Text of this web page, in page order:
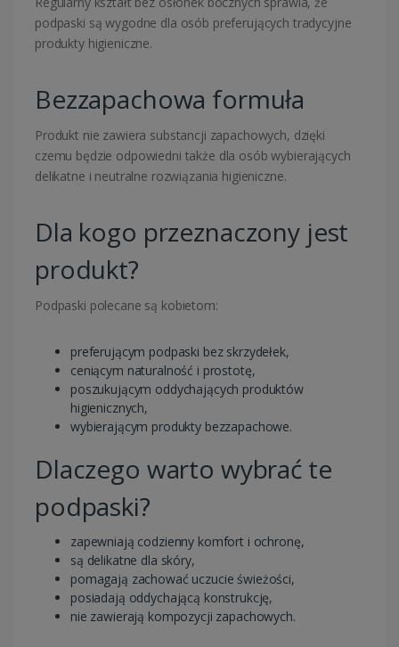
podpaski są wygodne dla osób preferujących tradycyjne
produkty higieniczne.
Bezzapachowa formuła
Produkt nie zawiera substancji zapachowych, dzięki
czemu będzie odpowiedni także dla osób wybierających
delikatne i neutralne rozwiązania higieniczne.
Dla kogo przeznaczony jest
produkt?
Podpaski polecane są kobietom:
preferującym podpaski bez skrzydełek,
ceniącym naturalność i prostotę,
poszukującym oddychających produktów
higienicznych,
wybierającym produkty bezzapachowe.
Dlaczego warto wybrać te
podpaski?
zapewniają codzienny komfort i ochronę,
są delikatne dla skóry,
pomagają zachować uczucie świeżości,
posiadają oddychającą konstrukcję,
nie zawierają kompozycji zapachowych.